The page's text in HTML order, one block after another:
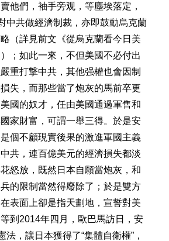
他們，袖手旁观，等塵埃落定，
中共做經濟制裁，亦即鼓動烏克蘭
（詳見前文《從烏克蘭看今日美
；如此一來，不但美國不必付出
重打撃中共，其他强權也會因制
失，而那些當了炮灰的馬前卒更
國的奴才，任由美國通過軍售和
家財富，可謂一舉三得。於是安
個不顧現實後果的激進軍國主義
共，連百億美元的經濟損失都淡
怒放，既然日本自願當炮灰，和
的限制當然得廢除了；於是雙方
表面上卻是指天劃地，宣誓對美
到2014年四月，歐巴馬訪日，安
法，讓日本獲得了“集體自衛權”，